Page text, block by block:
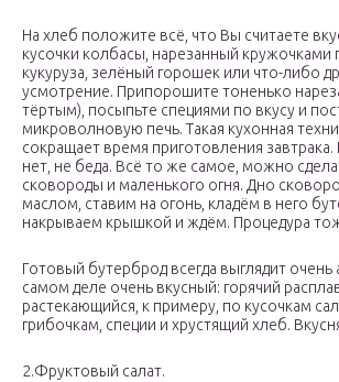
На хлеб положите всё, что Вы считаете
кусочки колбасы, нарезанный кружочками
кукуруза, зелёный горошек или что-либо
усмотрение. Припорошите тоненько
тёртым), посыпьте специями по вкусу и
микроволновую печь. Такая кухонная
сокращает время приготовления завтрака.
нет, не беда. Всё то же самое, можно
сковороды и маленького огня. Дно
маслом, ставим на огонь, кладём в него
накрываем крышкой и ждём. Процедура
Готовый бутерброд всегда выглядит очень
самом деле очень вкусный: горячий
растекающийся, к примеру, по кусочкам
грибочкам, специи и хрустящий хлеб.
2.Фруктовый салат.